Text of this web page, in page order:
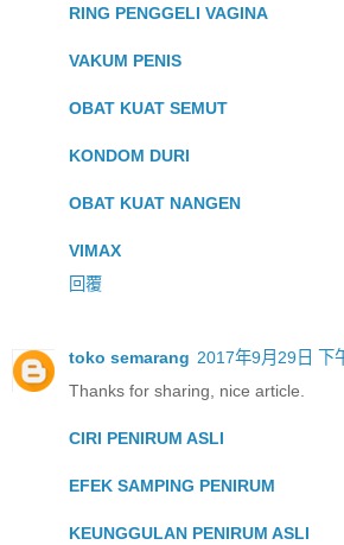
RING PENGGELI VAGINA
VAKUM PENIS
OBAT KUAT SEMUT
KONDOM DURI
OBAT KUAT NANGEN
VIMAX
回覆
toko semarang 2017年9月29日 下
Thanks for sharing, nice article.
CIRI PENIRUM ASLI
EFEK SAMPING PENIRUM
KEUNGGULAN PENIRUM ASLI